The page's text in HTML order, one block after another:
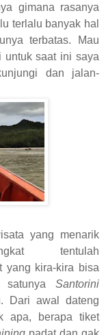
gimana rasanya
terlalu banyak hal
terbatas. Mau
untuk saat ini saya
dan jalan-
yang menarik
tentulah
yang kira-kira bisa
satunya Santorini
Dari awal dateng
apa, berapa tiket